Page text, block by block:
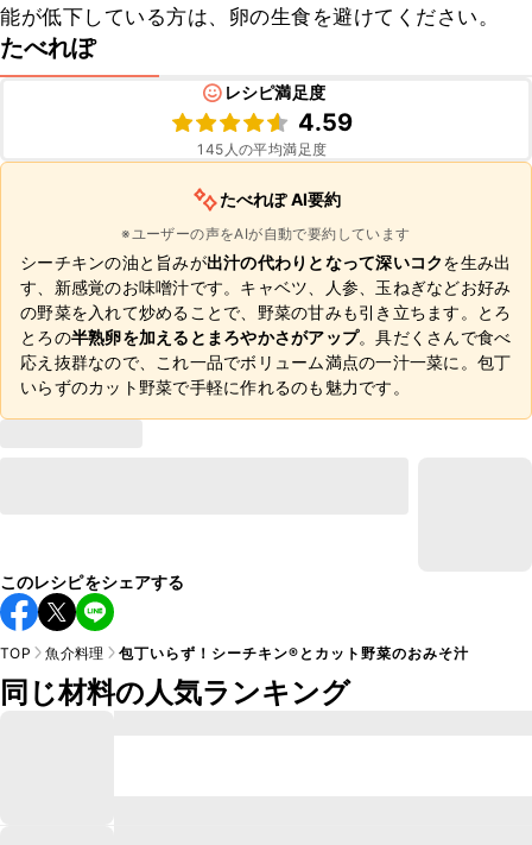
能が低下している方は、卵の生食を避けてください。
たべれぽ
レシピ満足度
4.59
145 人の平均満足度
たべれぽ AI要約
※ユーザーの声をAIが自動で要約しています
シーチキンの油と旨みが出汁の代わりとなって深いコクを生み出
す、新感覚のお味噌汁です。キャベツ、人参、玉ねぎなどお好み
の野菜を入れて炒めることで、野菜の甘みも引き立ちます。とろ
とろの半熟卵を加えるとまろやかさがアップ。具だくさんで食べ
応え抜群なので、これ一品でボリューム満点の一汁一菜に。包丁
いらずのカット野菜で手軽に作れるのも魅力です。
このレシピをシェアする
TOP 魚介料理 包丁いらず！シーチキン®︎とカット野菜のおみそ汁
同じ材料の人気ランキング